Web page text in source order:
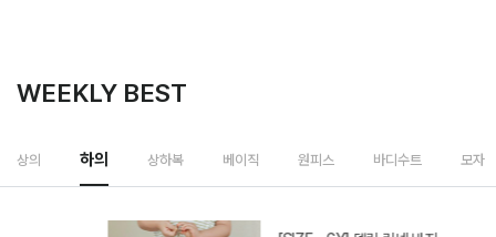
WEEKLY BEST
상의 하의 상하복 베이직 원피스 바디수트 모자